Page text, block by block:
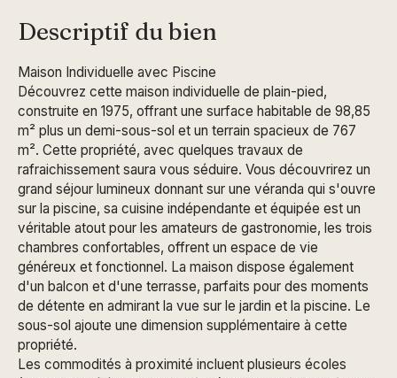
Descriptif du bien
Maison Individuelle avec Piscine
Découvrez cette maison individuelle de plain-pied,
construite en 1975, offrant une surface habitable de 98,85
m² plus un demi-sous-sol et un terrain spacieux de 767
m². Cette propriété, avec quelques travaux de
rafraichissement saura vous séduire. Vous découvrirez un
grand séjour lumineux donnant sur une véranda qui s'ouvre
sur la piscine, sa cuisine indépendante et équipée est un
véritable atout pour les amateurs de gastronomie, les trois
chambres confortables, offrent un espace de vie
généreux et fonctionnel. La maison dispose également
d'un balcon et d'une terrasse, parfaits pour des moments
de détente en admirant la vue sur le jardin et la piscine. Le
sous-sol ajoute une dimension supplémentaire à cette
propriété.
Les commodités à proximité incluent plusieurs écoles